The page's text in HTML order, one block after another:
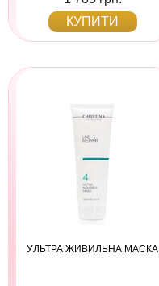
КУПИТИ
УЛЬТРА ЖИВИЛЬНА МАСКА